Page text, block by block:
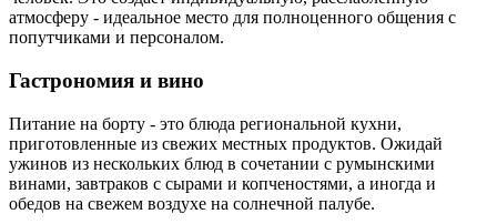
атмосферу - идеальное место для полноценного общения с
попутчиками и персоналом.
Гастрономия и вино
Питание на борту - это блюда региональной кухни,
приготовленные из свежих местных продуктов. Ожидай
ужинов из нескольких блюд в сочетании с румынскими
винами, завтраков с сырами и копченостями, а иногда и
обедов на свежем воздухе на солнечной палубе.